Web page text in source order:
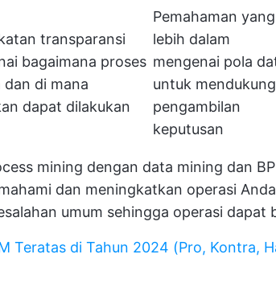
transparansi
bagaimana proses
dan di mana
dapat dilakukan
Pemahaman yang
lebih dalam
mengenai pola
untuk mendukung
pengambilan
keputusan
mining dengan data mining dan
dan meningkatkan operasi
umum sehingga operasi dapat
Teratas di Tahun 2024 (Pro, Kontra,